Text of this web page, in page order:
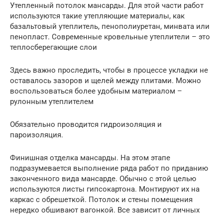
Утепленный потолок мансарды. Для этой части работ
используются такие утепляющие материалы, как
базальтовый утеплитель, пенополиуретан, минвата или
пенопласт. Современные кровельные утеплители – это
теплосберегающие слои
Здесь важно проследить, чтобы в процессе укладки не
оставалось зазоров и щелей между плитами. Можно
воспользоваться более удобным материалом –
рулонным утеплителем
Обязательно проводится гидроизоляция и
пароизоляция.
Финишная отделка мансарды. На этом этапе
подразумевается выполнение ряда работ по приданию
законченного вида мансарде. Обычно с этой целью
используются листы гипсокартона. Монтируют их на
каркас с обрешеткой. Потолок и стены помещения
нередко обшивают вагонкой. Все зависит от личных